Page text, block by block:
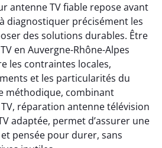
antenne TV fiable repose avant
diagnostiquer précisément les
des solutions durables. Être
en Auvergne-Rhône-Alpes
les contraintes locales,
et les particularités du
méthodique, combinant
réparation antenne télévision
adaptée, permet d’assurer une
pensée pour durer, sans